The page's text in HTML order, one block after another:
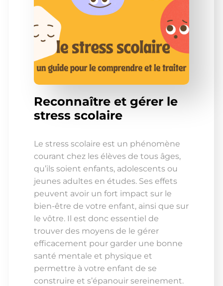
Reconnaître et gérer le
stress scolaire
Le stress scolaire est un phénomène
courant chez les élèves de tous âges,
qu’ils soient enfants, adolescents ou
jeunes adultes en études. Ses effets
peuvent avoir un fort impact sur le
bien-être de votre enfant, ainsi que sur
le vôtre. Il est donc essentiel de
trouver des moyens de le gérer
efficacement pour garder une bonne
santé mentale et physique et
permettre à votre enfant de se
construire et s’épanouir sereinement.